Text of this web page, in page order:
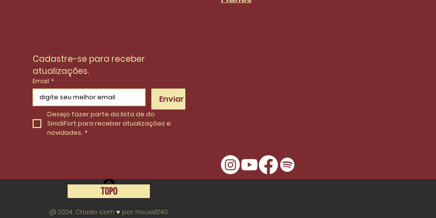
TOPO
Cadastre-se para receber
atualizações.
Email *
Enviar
Desejo fazer parte da lista de do
SinidiFort para receber atualizações e
novidades. *
@ 2024. Criado com ♥ por House1240